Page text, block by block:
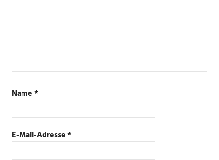
Name*
E-Mail-Adresse*